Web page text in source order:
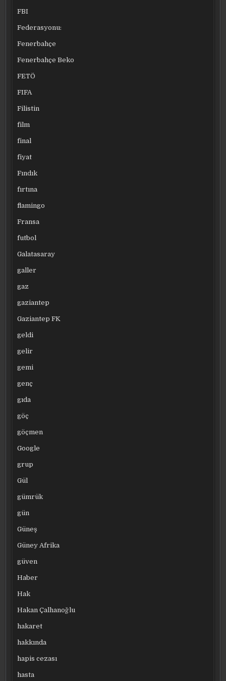
FBI
Federasyonu:
Fenerbahçe
Fenerbahçe Beko
FETÖ
FIFA
Filistin
film
final
fiyat
Fındık
fırtına
flamingo
Fransa
futbol
Galatasaray
galler
gaz
gaziantep
Gaziantep FK
geldi
gelir
gemi
genç
gıda
göç
göçmen
Google
grup
Gül
gümrük
gün
Güneş
Güney Afrika
güven
Haber
Hak
Hakan Çalhanoğlu
hakaret
hakkında
hapis cezası
hasta